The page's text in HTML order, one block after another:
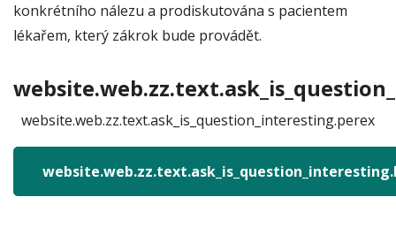
konkrétního nálezu a prodiskutována s pacientem
lékařem, který zákrok bude provádět.
website.web.zz.text.ask_is_question_interesting.perex